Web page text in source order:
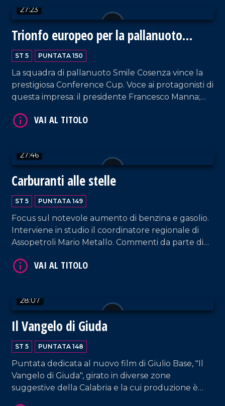
27:23
Trionfo europeo per la pallanuoto
femminile
ST 5 PUNTATA 150
La squadra di pallanuoto Smile Cosenza vince la
prestigiosa Conference Cup. Voce ai protagonisti di
questa impresa: il presidente Francesco Manna;
ragazze vincitrici. Spazio anche alla situazione del
27:46
Carburanti alle stelle
ST 5 PUNTATA 149
Focus sul notevole aumento di benzina e gasolio.
Interviene in studio il coordinatore regionale di
Assopetroli Mario Metallo. Commenti da parte di
di Confindustria; Jessica Mittica, una delle titolari
Polistena); Valerio Labate di Nucera Trasporti.
Approfondimento in esterna a cura di Anna Foti.
28:07
Il Vangelo di Giuda
ST 5 PUNTATA 148
Puntata dedicata al nuovo film di Giulio Base, "Il
Vangelo di Giuda", girato in diverse zone
suggestive della Calabria e la cui produzione è
VAI AL TITOLO
VAI AL TITOLO